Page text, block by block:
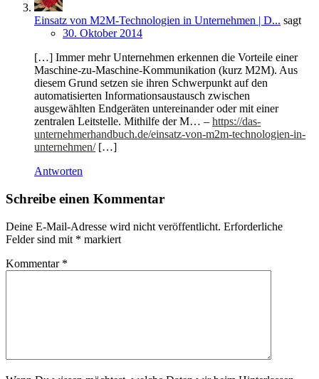
Einsatz von M2M-Technologien in Unternehmen | D... sagt
30. Oktober 2014
[…] Immer mehr Unternehmen erkennen die Vorteile einer
Maschine-zu-Maschine-Kommunikation (kurz M2M). Aus
diesem Grund setzen sie ihren Schwerpunkt auf den
automatisierten Informationsaustausch zwischen
ausgewählten Endgeräten untereinander oder mit einer
zentralen Leitstelle. Mithilfe der M… – https://das-
unternehmerhandbuch.de/einsatz-von-m2m-technologien-in-
unternehmen/[…]
Antworten
Schreibe einen Kommentar
Deine E-Mail-Adresse wird nicht veröffentlicht. Erforderliche
Felder sind mit * markiert
Kommentar *